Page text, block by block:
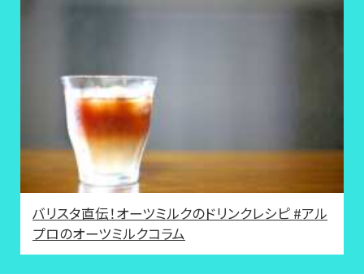
バリスタ直伝！オーツミルクのドリンクレシピ #アル
プロのオーツミルクコラム